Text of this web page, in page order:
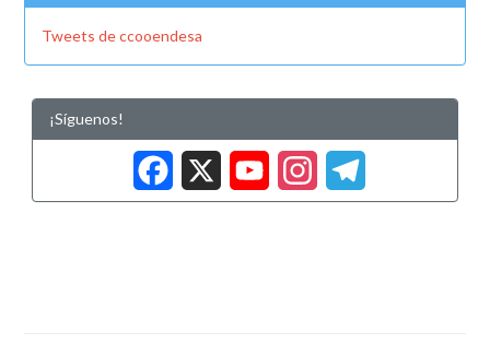
Tweets de ccooendesa
¡Síguenos!
Facebook
X